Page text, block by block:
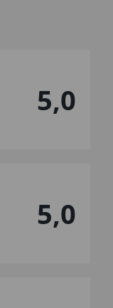
5,0
5,0